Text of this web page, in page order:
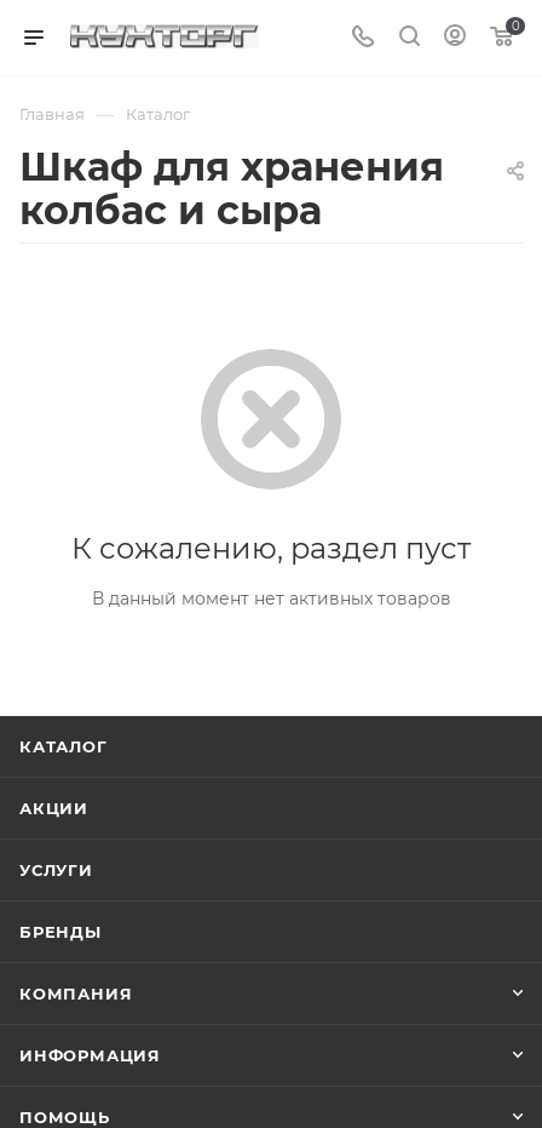
0
Главная — Каталог
Шкаф для хранения
колбас и сыра
К сожалению, раздел пуст
В данный момент нет активных товаров
КАТАЛОГ
АКЦИИ
УСЛУГИ
БРЕНДЫ
КОМПАНИЯ
ИНФОРМАЦИЯ
ПОМОЩЬ